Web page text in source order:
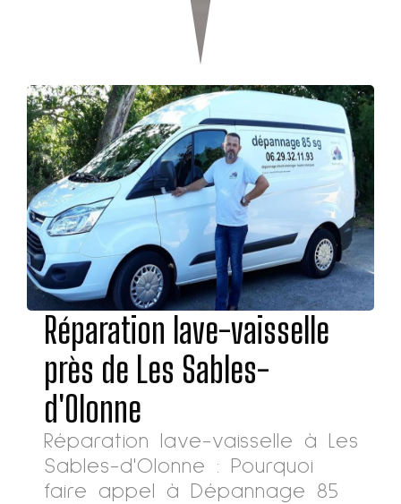
Réparation lave-vaisselle
près de Les Sables-
d'Olonne
Réparation lave-vaisselle à Les
Sables-d'Olonne : Pourquoi
faire appel à Dépannage 85